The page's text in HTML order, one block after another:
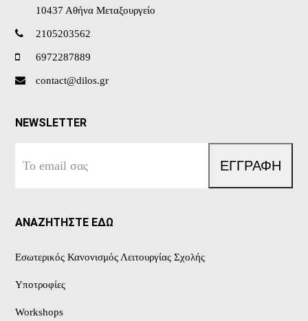
10437 Αθήνα Μεταξουργείο
2105203562
6972287889
contact@dilos.gr
NEWSLETTER
email
ΕΓΓΡΑΦΗ
ΑΝΑΖΗΤΗΣΤΕ ΕΔΩ
Εσωτερικός Κανονισμός Λειτουργίας Σχολής
Υποτροφίες
Workshops